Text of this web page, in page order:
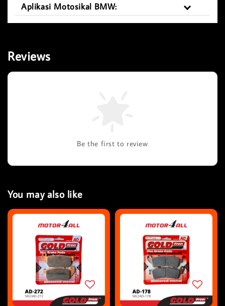
Aplikasi Motosikal BMW:
Reviews
Be the first to review
You may also like